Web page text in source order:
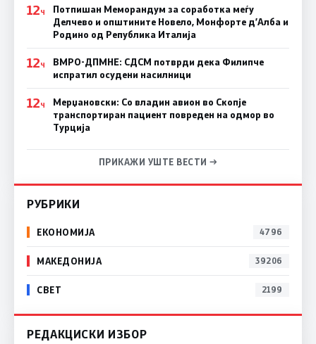
12Ч
Потпишан Меморандум за соработка меѓу
Делчево и општините Новело, Монфорте д’Алба и
Родино од Република Италија
12Ч
ВМРО-ДПМНЕ: СДСM потврди дека Филипче
испратил осудени насилници
12Ч
Мерџановски: Со владин авион во Скопје
транспортиран пациент повреден на одмор во
Турција
ПРИКАЖИ УШТЕ ВЕСТИ →
РУБРИКИ
ЕКОНОМИЈА 4796
МАКЕДОНИЈА 39206
СВЕТ 2199
РЕДАКЦИСКИ ИЗБОР